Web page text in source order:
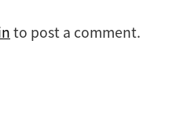
to post a comment.